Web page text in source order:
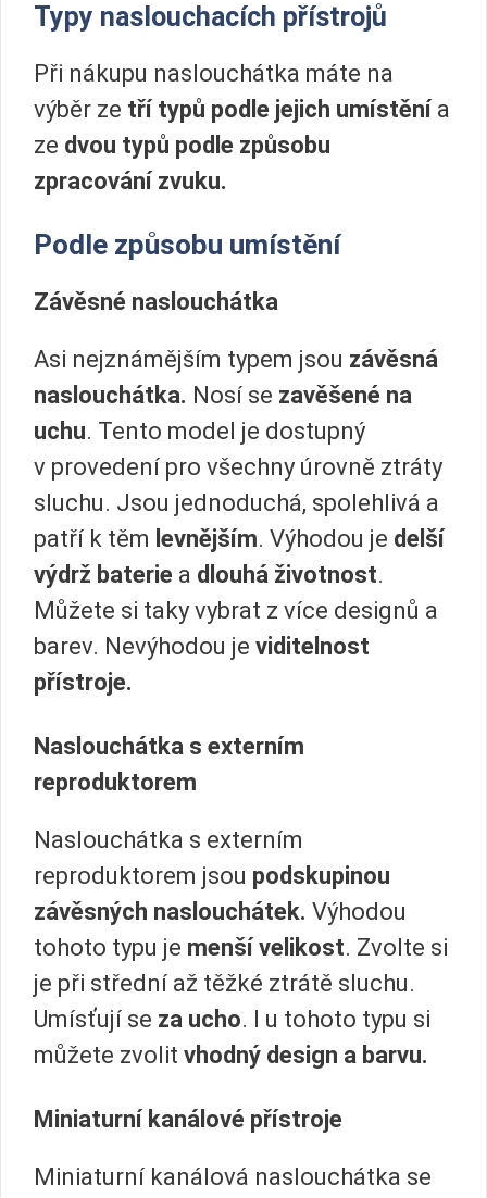
Typy naslouchacích přístrojů
Při nákupu naslouchátka máte na
výběr ze tří typů podle jejich umístění a
ze dvou typů podle způsobu
zpracování zvuku.
Podle způsobu umístění
Závěsné naslouchátka
Asi nejznámějším typem jsou závěsná
naslouchátka. Nosí se zavěšené na
uchu. Tento model je dostupný
v provedení pro všechny úrovně ztráty
sluchu. Jsou jednoduchá, spolehlivá a
patří k těm levnějším. Výhodou je delší
výdrž baterie a dlouhá životnost.
Můžete si taky vybrat z více designů a
barev. Nevýhodou je viditelnost
přístroje.
Naslouchátka s externím
reproduktorem
Naslouchátka s externím
reproduktorem jsou podskupinou
závěsných naslouchátek. Výhodou
tohoto typu je menší velikost. Zvolte si
je při střední až těžké ztrátě sluchu.
Umísťují se za ucho. I u tohoto typu si
můžete zvolit vhodný design a barvu.
Miniaturní kanálové přístroje
Miniaturní kanálová naslouchátka se